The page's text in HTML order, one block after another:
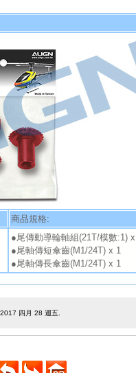
商品規格:
●尾傳動導輪軸組(21T/模數:1)
●尾軸傳短傘齒(M1/24T) x 1
●尾軸傳長傘齒(M1/24T) x 1
四月 28 週五.